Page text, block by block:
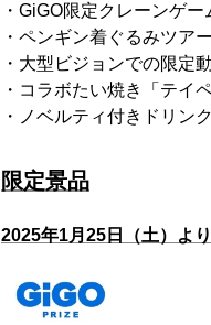
・GiGO限定クレーンゲ
・ペンギン着ぐるみツアー
・大型ビジョンでの限定
・コラボたい焼き「テイ
・ノベルティ付きドリン
限定景品
2025年1月25日（土）よ